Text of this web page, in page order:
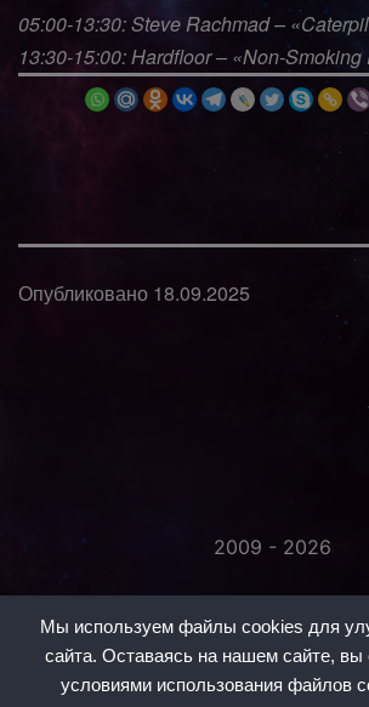
Мы используем файлы cookies для
сайта. Оставаясь на нашем сайте, вы
условиями использования файлов
05:00-13:30: Steve Rachmad –
13:30-15:00: Hardfloor – «Non-Smoking
Опубликовано 18.09.2025
2009 - 2026